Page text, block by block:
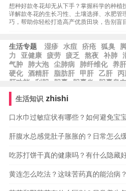
想种好款冬花却无从下手？掌握科学的种植
详解款冬花的生长习性、土壤选择、水肥管
巧，帮助你轻松打造高产优质田块，告别盲
生活专题 湿疹 水痘 疥疮 狐臭
力
亚健康 疲劳 疲乏 熬夜 补肺
气肿
肺大泡 尘肺病 肺纤维化 养肝
硬化
酒精肝 脂肪肝 甲肝 乙肝 丙
肝功能
利胆 胆囊 胆囊炎 胆囊息肉
石
生活知识 zhishi
口水巾过敏症状有哪些？如何避免宝
肝腹水总感觉肚子胀胀的？日常怎么
吃苏打饼干真的健康吗？有什么隐藏
黄连怎么吃法？这味苦药真的能治病？